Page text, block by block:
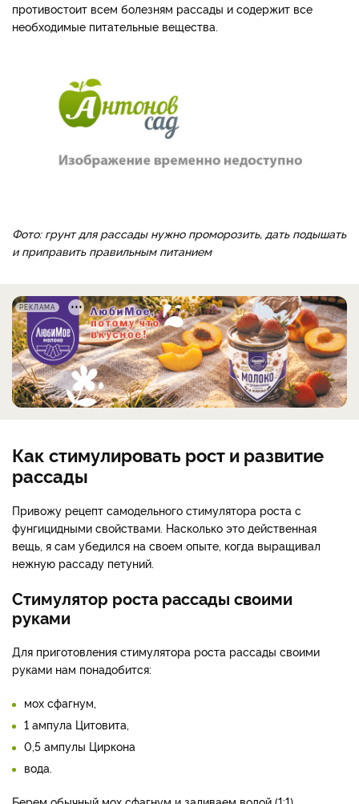
противостоит всем болезням рассады и содержит все
необходимые питательные вещества.
Фото: грунт для рассады нужно проморозить, дать подышать
и приправить правильным питанием
РЕКЛАМА
Как стимулировать рост и развитие
рассады
Привожу рецепт самодельного стимулятора роста с
фунгицидными свойствами. Насколько это действенная
вещь, я сам убедился на своем опыте, когда выращивал
нежную рассаду петуний.
Стимулятор роста рассады своими
руками
Для приготовления стимулятора роста рассады своими
руками нам понадобится:
мох сфагнум,
1 ампула Цитовита,
0,5 ампулы Циркона
вода.